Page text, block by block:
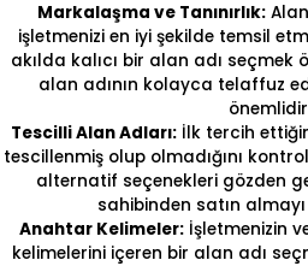
Markalaşma ve Tanınırlık:
işletmenizi en iyi şekilde temsil
akılda kalıcı bir alan adı seçmek
alan adının kolayca telaffuz
Tescilli Alan Adları: İlk tercih
tescillenmiş olup olmadığını
alternatif seçenekleri gözden
sahibinden satın
Anahtar Kelimeler:İşletmenizin
kelimelerini içeren bir alan adı